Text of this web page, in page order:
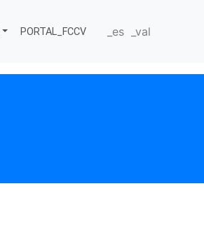
PORTAL_FCCV _es _val